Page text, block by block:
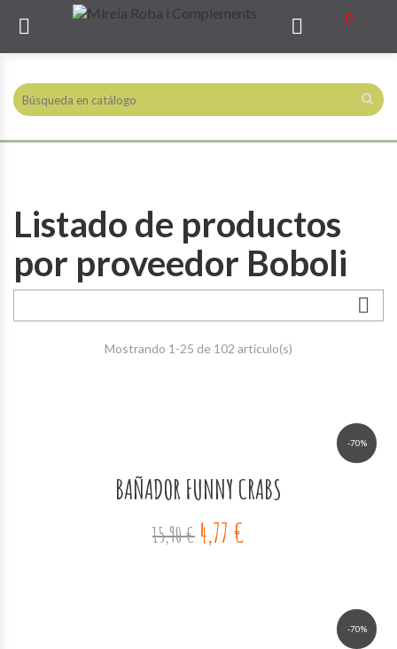
 0

Listado de productos
por proveedor Boboli

Mostrando 1-25 de 102 artículo(s)
-70%
BAÑADOR FUNNY CRABS
15,90 € 4,77 €
-70%